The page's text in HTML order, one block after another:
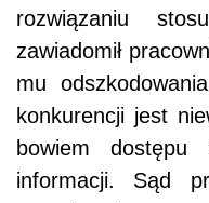
rozwiązaniu
zawiadomił
mu
konkurencji jest
bowiem dostępu
informacji. Sąd